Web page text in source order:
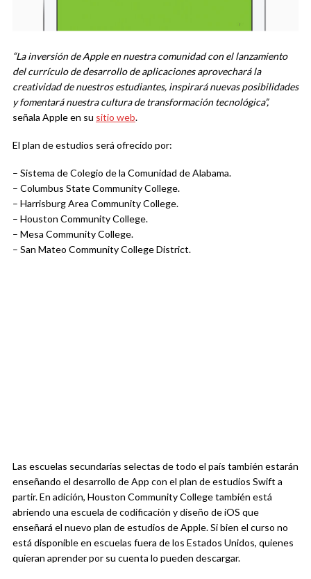
“La inversión de Apple en nuestra comunidad con el lanzamiento
del currículo de desarrollo de aplicaciones aprovechará la
creatividad de nuestros estudiantes, inspirará nuevas posibilidades
y fomentará nuestra cultura de transformación tecnológica”,
señala Apple en su sitio web.
El plan de estudios será ofrecido por:
– Sistema de Colegio de la Comunidad de Alabama.
– Columbus State Community College.
– Harrisburg Area Community College.
– Houston Community College.
– Mesa Community College.
– San Mateo Community College District.
Las escuelas secundarias selectas de todo el país también estarán
enseñando el desarrollo de App con el plan de estudios Swift a
partir. En adición, Houston Community College también está
abriendo una escuela de codificación y diseño de iOS que
enseñará el nuevo plan de estudios de Apple. Si bien el curso no
está disponible en escuelas fuera de los Estados Unidos, quienes
quieran aprender por su cuenta lo pueden descargar.